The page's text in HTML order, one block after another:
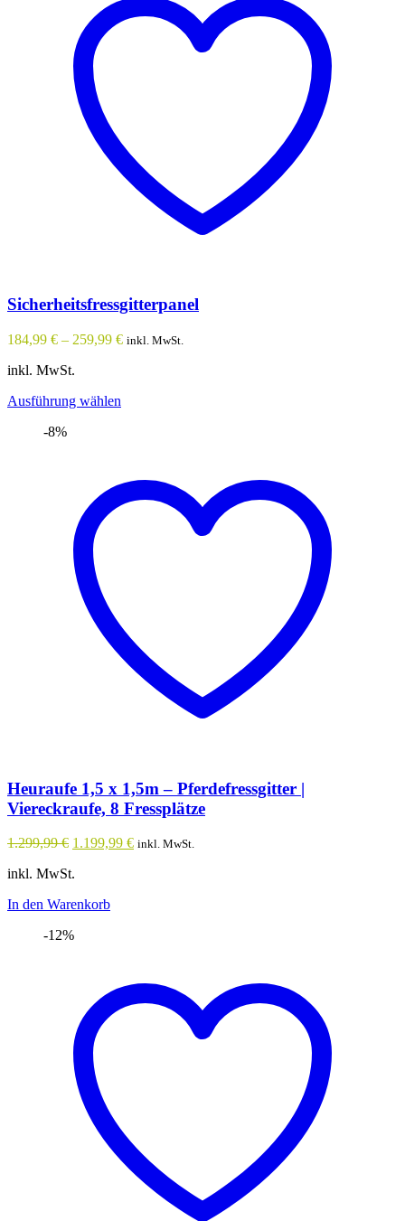
Sicherheitsfressgitterpanel
184,99 € – 259,99 € inkl. MwSt.
inkl. MwSt.
Ausführung wählen
auf.
Die
-8%
Heuraufe 1,5 x 1,5m – Pferdefressgitter |
Viereckraufe, 8 Fressplätze
1.299,99€ Ursprünglicher
war:
1.199,99 €Aktueller
inkl. MwSt.
inkl. MwSt.
In den Warenkorb
-12%